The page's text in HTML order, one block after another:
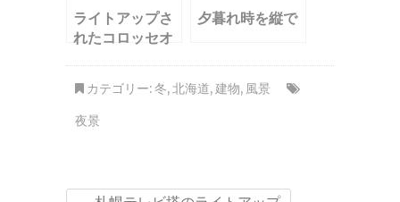
ライトアップさ
れたコロッセオ
夕暮れ時を縦で
カテゴリー:冬,北海道,建物, 風景
夜景